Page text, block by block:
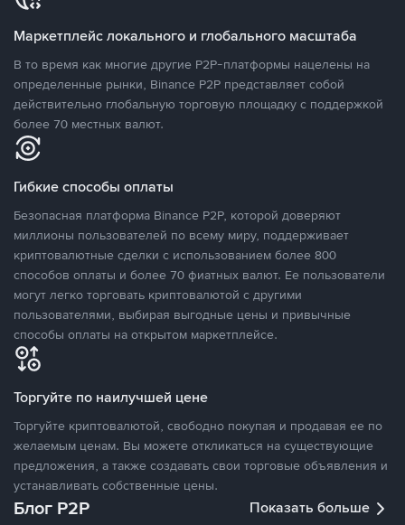
Маркетплейс локального и глобального масштаба
В то время как многие другие P2P-платформы нацелены на
определенные рынки, Binance P2P представляет собой
действительно глобальную торговую площадку с поддержкой
более 70 местных валют.
Гибкие способы оплаты
Безопасная платформа Binance P2P, которой доверяют
миллионы пользователей по всему миру, поддерживает
криптовалютные сделки с использованием более 800
способов оплаты и более 70 фиатных валют. Ее пользователи
могут легко торговать криптовалютой с другими
пользователями, выбирая выгодные цены и привычные
способы оплаты на открытом маркетплейсе.
Торгуйте по наилучшей цене
Торгуйте криптовалютой, свободно покупая и продавая ее по
желаемым ценам. Вы можете откликаться на существующие
предложения, а также создавать свои торговые объявления и
устанавливать собственные цены.
Блог P2P Показать больше